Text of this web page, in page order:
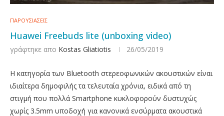
ΠΑΡΟΥΣΙΑΣΕΙΣ
Huawei Freebuds lite (unboxing video)
γράφτηκε απο Kostas Gliatiotis 26/05/2019
Η κατηγορία των Bluetooth στερεοφωνικών ακουστικών είναι
ιδιαίτερα δημοφιλής τα τελευταία χρόνια, ειδικά από τη
στιγμή που πολλά Smartphone κυκλοφορούν δυστυχώς
χωρίς 3.5mm υποδοχή για κανονικά ενσύρματα ακουστικά